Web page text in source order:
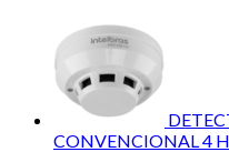
CONVENCIONAL 4